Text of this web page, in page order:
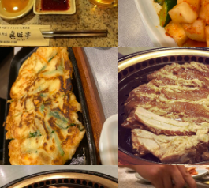
最終更新日2026/02/21